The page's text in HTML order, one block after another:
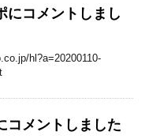
にコメントしまし
hl?a=20200110-
コメントしました